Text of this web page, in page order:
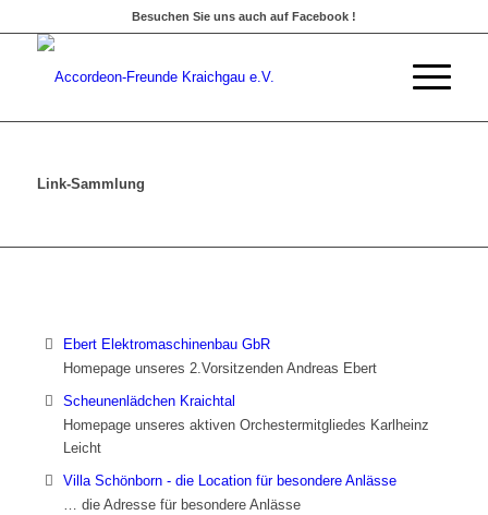
Besuchen Sie uns auch auf Facebook !
Link-Sammlung
Ebert Elektromaschinenbau GbR
Homepage unseres 2.Vorsitzenden Andreas Ebert
Scheunenlädchen Kraichtal
Homepage unseres aktiven Orchestermitgliedes Karlheinz
Leicht
Villa Schönborn - die Location für besondere Anlässe
… die Adresse für besondere Anlässe